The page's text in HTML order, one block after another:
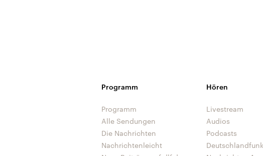
Programm
Programm
Alle Sendungen
Die Nachrichten
Nachrichtenleicht
Hören
Livestream
Audios
Podcasts